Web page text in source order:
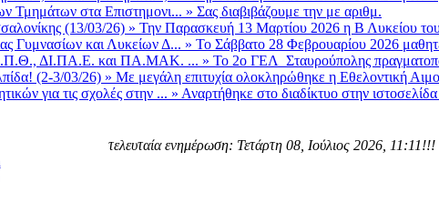
Τμημάτων στα Επιστημονι... » Σας διαβιβάζουμε την με αριθμ.
(13/03/26) » Την Παρασκευή 13 Μαρτίου 2026 η Β Λυκείου
Γυμνασίων και Λυκείων Δ... » Το Σάββατο 28 Φεβρουαρίου 2026
ΔΙ.ΠΑ.Ε. και ΠΑ.ΜΑΚ. ... » Το 2ο ΓΕΛ Σταυρούπολης
(2-3/03/26) » Με μεγάλη επιτυχία ολοκληρώθηκε η Εθελοντική
για τις σχολές στην ... » Αναρτήθηκε στο διαδίκτυο στην
τελευταία ενημέρωση: Τετάρτη 08, Ιούλιος 2026, 11:11!!!